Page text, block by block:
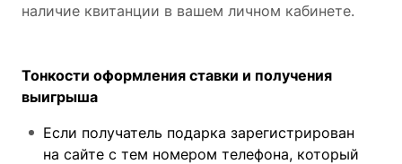
наличие квитанции в вашем личном кабинете.
Тонкости оформления ставки и получения
выигрыша
Если получатель подарка зарегистрирован
на сайте с тем номером телефона, который